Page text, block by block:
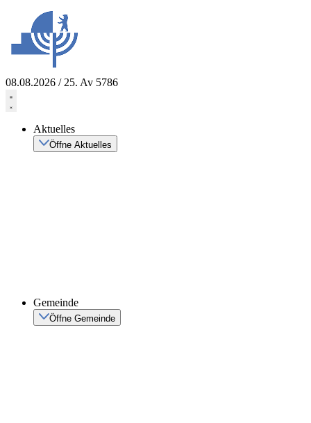
springen
08.08.2026 / 25. Av 5786
Aktuelles
Öffne Aktuelles
Gemeinde
Öffne Gemeinde